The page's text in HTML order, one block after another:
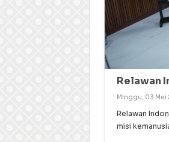
Relawan
Minggu, 03 Mei
Relawan
misi